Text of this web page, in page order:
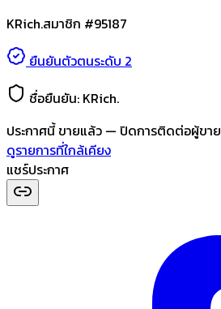
KRich.สมาชิก #95187
ยืนยันตัวตนระดับ 2
ชื่อยืนยัน: KRich.
ประกาศนี้ขายแล้ว — ปิดการติดต่อผู้ขาย
ดูรายการที่ใกล้เคียง
แชร์ประกาศ